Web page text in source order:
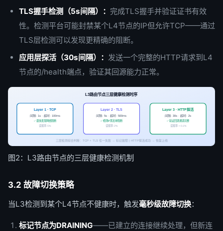
TLS握手检测（5s间隔）： 完成TLS握手并验证证书有效
性。检测平台可能封禁某个L4节点的IP但允许TCP——通过
TLS层检测可以发现更精确的阻断。
应用层探活（30s间隔）： 发送一个完整的HTTP请求到L4
节点的/health端点，验证其回源能力正常。
L3路由节点三层健康检测时序
Layer 1 · TCP
间隔: 1s · 超时: 100ms
✅ 最快发现网络阻断
误报率: 5%
Layer 2 · TLS
间隔: 5s · 超时: 500ms
✅ 检测IP黑名单阻断
误报率: 2%
Layer 3 · HTTP探活
间隔: 30s · 超时: 2s
✅ 验证回源通道完整
误报率: < 0.1%
三层检测综合判断：TCP + TLS 任一失败 → 标记故障 | HTTP探活成功 → 恢复上线
图2：L3路由节点的三层健康检测机制
3.2 故障切换策略
当L3检测到某个L4节点不健康时，触发毫秒级故障切换：
标记节点为DRAINING——已建立的连接继续处理，但新连